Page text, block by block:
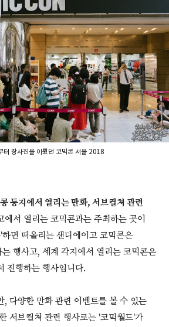
터 장사진을 이뤘던 코믹콘 서울 2018
등지에서 열리는 만화, 서브컬쳐 관련
에서 열리는 코믹콘과는 주최하는 곳이
면 떠올리는 샌디에이고 코믹콘은
행사고, 세계 각지에서 열리는 코믹콘은
진행하는 행사입니다.
, 다양한 만화 관련 이벤트를 볼 수 있는
서브컬쳐 관련 행사로는 '코믹월드'가